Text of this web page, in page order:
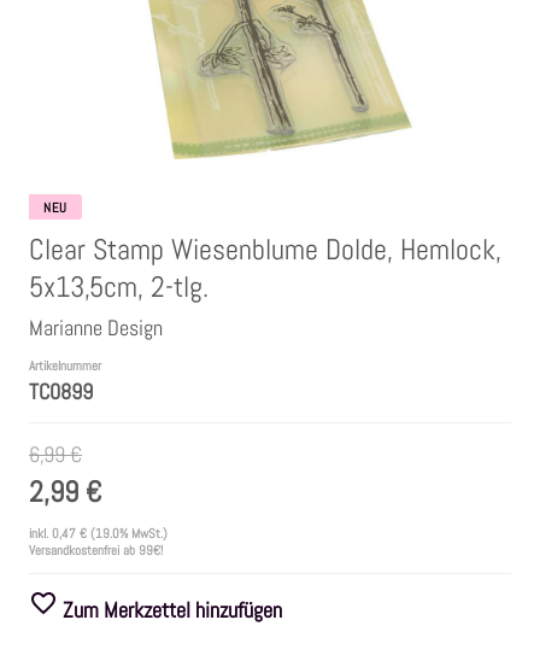
Embossing Pulver WOW
Kartendeko Embellishments
Präge-, Universal- Maskierschablonen
Papiere
Bänder & Garn
Siegelwachs /Papierschöpfen
Farben
NEU
Clear Stamp Wiesenblume Dolde, Hemlock,
5x13,5cm, 2-tlg.
Marianne Design
Artikelnummer
TC0899
6,99 €
2,99 €
inkl. 0,47 € (19.0% MwSt.)
Versandkostenfrei ab 99€!
Zum Merkzettel hinzufügen